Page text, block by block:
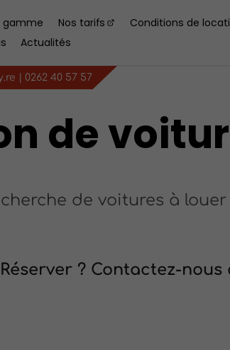
gamme Nos tarifs Conditions de
Actualités
0262 40 57 57
de
de voitures à
? Contactez-nous